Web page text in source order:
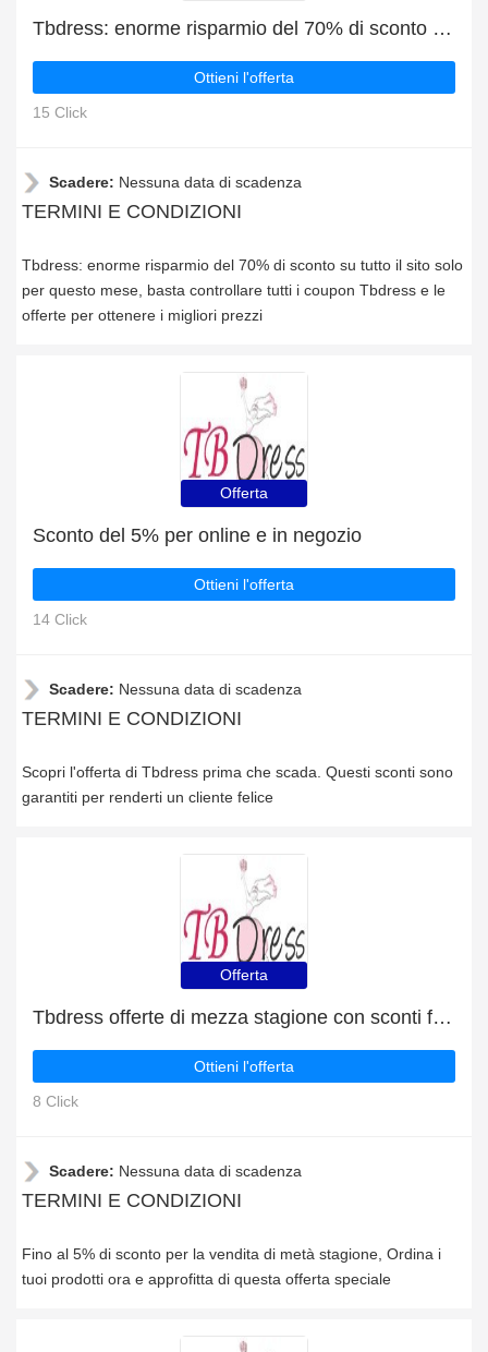
Tbdress: enorme risparmio del 70% di sconto su tutto il sito solo per questo mese
Ottieni l'offerta
15 Click
Scadere: Nessuna data di scadenza
TERMINI E CONDIZIONI
Tbdress: enorme risparmio del 70% di sconto su tutto il sito solo
per questo mese, basta controllare tutti i coupon Tbdress e le
offerte per ottenere i migliori prezzi
Offerta
Sconto del 5% per online e in negozio
Ottieni l'offerta
14 Click
Scadere: Nessuna data di scadenza
TERMINI E CONDIZIONI
Scopri l'offerta di Tbdress prima che scada. Questi sconti sono
garantiti per renderti un cliente felice
Offerta
Tbdress offerte di mezza stagione con sconti fino al 5%
Ottieni l'offerta
8 Click
Scadere: Nessuna data di scadenza
TERMINI E CONDIZIONI
Fino al 5% di sconto per la vendita di metà stagione, Ordina i
tuoi prodotti ora e approfitta di questa offerta speciale